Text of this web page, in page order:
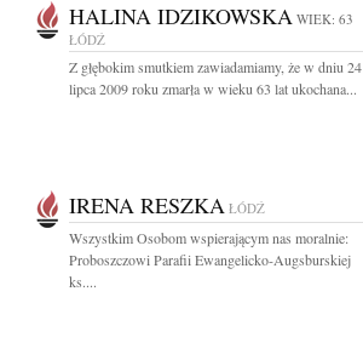
HALINA IDZIKOWSKA WIEK: 63
ŁÓDŹ
Z głębokim smutkiem zawiadamiamy, że w dniu 24
lipca 2009 roku zmarła w wieku 63 lat ukochana...
IRENA RESZKA ŁÓDŹ
Wszystkim Osobom wspierającym nas moralnie:
Proboszczowi Parafii Ewangelicko-Augsburskiej
ks....